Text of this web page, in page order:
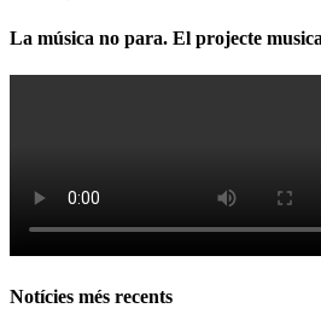
La música no para. El projecte
Notícies més recents